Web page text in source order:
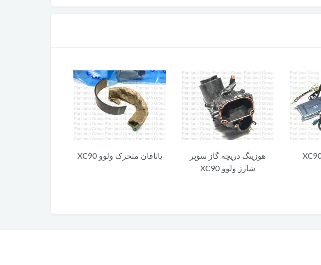
هوزینگ دریچه گاز سوپر
شارژ ولوو XC90
یاتاقان متحرک ولوو XC90